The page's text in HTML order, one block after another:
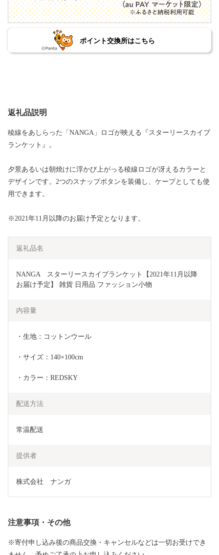
ポイント交換所はこちら
返礼品説明
稜線をあしらった「NANGA」ロゴが映える『スターリースカイブ
ランケット』。
夕景あるいは朝焼けに浮かび上がっる稜線ロゴが冴えるカラーと
デザインです。2つのスナップボタンを装備し、ケープとしても使
用できます。
※2021年11月以降のお届け予定となります。
返礼品名
NANGA　スターリースカイブランケット【2021年11月以降
お届け予定】 雑貨 日用品 ファッション小物
内容量
・生地：コットンウール
・サイズ：140×100cm
・カラー：REDSKY
配送方法
常温配送
提供者
株式会社　ナンガ
注意事項・その他
※寄付申し込み後の商品交換・キャンセルなどは一切お受けでき